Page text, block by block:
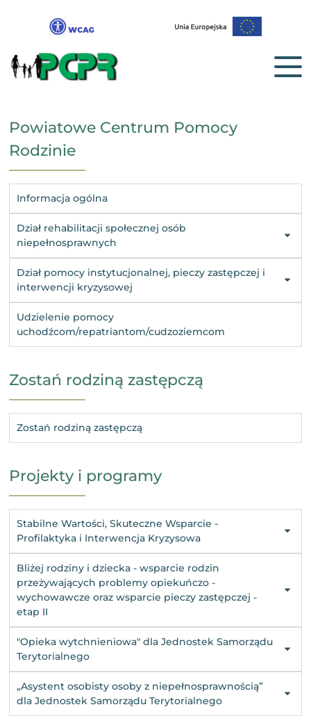
Powiatowe Centrum Pomocy
Rodzinie
Informacja ogólna
Dział rehabilitacji społecznej osób
niepełnosprawnych
Dział pomocy instytucjonalnej, pieczy zastępczej i
interwencji kryzysowej
Udzielenie pomocy
uchodźcom/repatriantom/cudzoziemcom
Zostań rodziną zastępczą
Zostań rodziną zastępczą
Projekty i programy
Stabilne Wartości, Skuteczne Wsparcie -
Profilaktyka i Interwencja Kryzysowa
Bliżej rodziny i dziecka - wsparcie rodzin
przeżywających problemy opiekuńczo -
wychowawcze oraz wsparcie pieczy zastępczej -
etap II
"Opieka wytchnieniowa" dla Jednostek Samorządu
Terytorialnego
„Asystent osobisty osoby z niepełnosprawnością”
dla Jednostek Samorządu Terytorialnego